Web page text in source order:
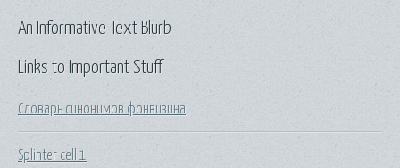
Links to Important Stuff
Словарь синонимов фонвизина
Splinter cell 1
An Informative Text Blurb